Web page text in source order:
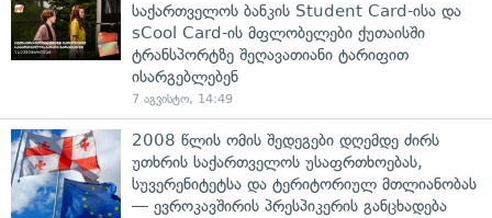
საქართველოს ბანკის Student Card-ისა და
sCool Card-ის მფლობელები ქუთაისში
ტრანსპორტზე შეღავათიანი ტარიფით
ისარგებლებენ
7 აგვისტო, 14:49
2008 წლის ომის შედეგები დღემდე ძირს
უთხრის საქართველოს უსაფრთხოებას,
სუვერენიტეტსა და ტერიტორიულ მთლიანობას
— ევროკავშირის პრესპიკერის განცხადება